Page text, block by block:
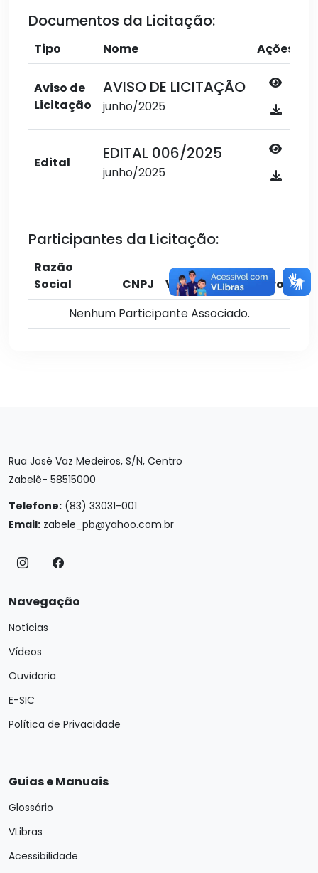
Documentos da Licitação:
Tipo Nome Ações
Aviso de
Licitação
AVISO DE LICITAÇÃO
junho/2025
Edital EDITAL 006/2025
junho/2025
Participantes da Licitação:
Razão
Social
CNPJ Valor
Cadastro
Nenhum Participante Associado.
Rua José Vaz Medeiros, S/N, Centro
Zabelê- 58515000
Telefone: (83) 33031-001
Email: zabele_pb@yahoo.com.br
Navegação
Notícias
Vídeos
Ouvidoria
E-SIC
Política de Privacidade
Guias e Manuais
Glossário
VLibras
Acessibilidade